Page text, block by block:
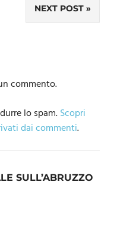
NEXT POST
commento.
lo spam.Scopri
dai commenti.
SULL’ABRUZZO